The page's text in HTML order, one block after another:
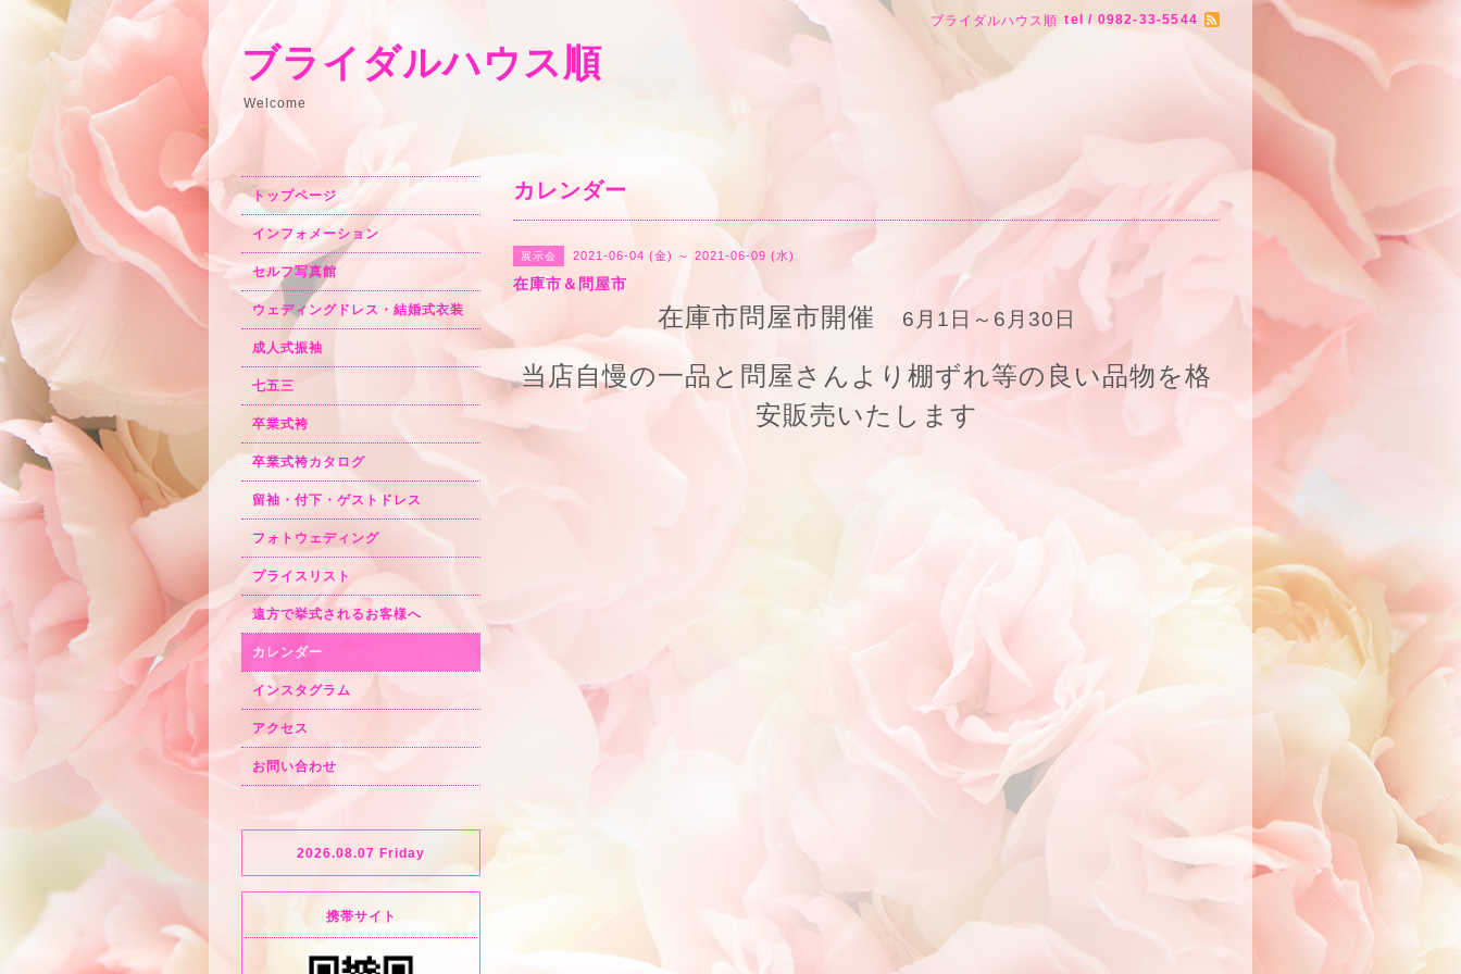
ブライダルハウス順 tel / 0982-33-5544
ブライダルハウス順
Welcome
カレンダー
展示会 2021-06-04 (金) ～ 2021-06-09 (水)
在庫市＆問屋市
在庫市問屋市開催 6月1日～6月30日
当店自慢の一品と問屋さんより棚ずれ等の良い品物を格
安販売いたします
トップページ
インフォメーション
セルフ写真館
ウェディングドレス・結婚式衣装
成人式振袖
七五三
卒業式袴
卒業式袴カタログ
留袖・付下・ゲストドレス
フォトウェディング
プライスリスト
遠方で挙式されるお客様へ
カレンダー
インスタグラム
アクセス
お問い合わせ
2026.08.07 Friday
携帯サイト